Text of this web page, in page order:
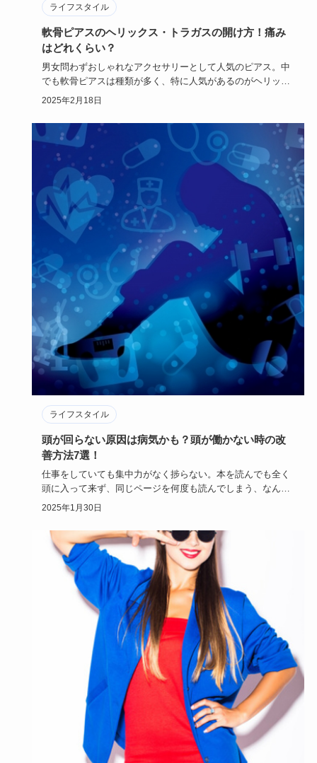
ライフスタイル
軟骨ピアスのヘリックス・トラガスの開け方！痛み
はどれくらい？
男女問わずおしゃれなアクセサリーとして人気のピアス。中
でも軟骨ピアスは種類が多く、特に人気があるのがヘリック
スやトラガスで…
2025年2月18日
ライフスタイル
頭が回らない原因は病気かも？頭が働かない時の改
善方法7選！
仕事をしていても集中力がなく捗らない。本を読んでも全く
頭に入って来ず、同じページを何度も読んでしまう、なんて
ことありません…
2025年1月30日